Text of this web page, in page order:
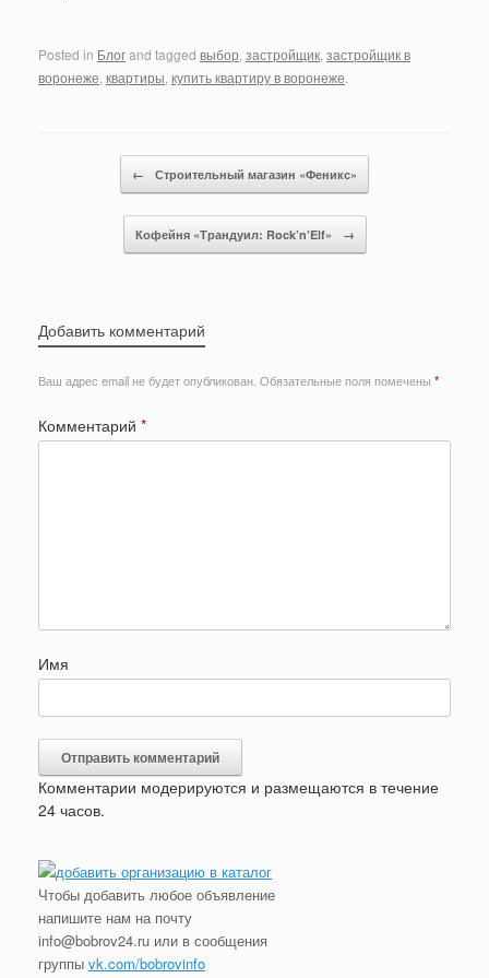
Posted in Блогand tagged выбор застройщик застройщик в
воронеже квартиры купить квартиру в воронеже
← Строительный магазин «Феникс»
Кофейня «Трандуил: Rock’n’Elf» →
Добавить комментарий
Ваш адрес email не будет опубликован. Обязательные поля помечены *
Комментарий *
Имя
Комментарии модерируются и размещаются в течение
24 часов.
Чтобы добавить любое объявление
напишите нам на почту
info@bobrov24.ru или в сообщения
группы vk.com/bobrovinfo